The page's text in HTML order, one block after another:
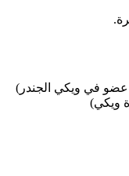
في ويكي الجندر)
ويكي)